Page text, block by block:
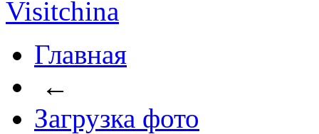
Главная
←
Загрузка фото